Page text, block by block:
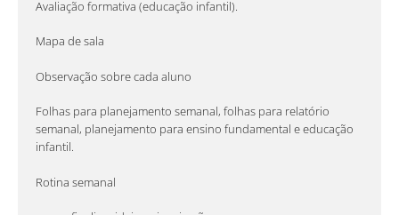
Avaliação formativa (educação infantil).
Mapa de sala
Observação sobre cada aluno
Folhas para planejamento semanal, folhas para relatório
semanal, planejamento para ensino fundamental e educação
infantil.
Rotina semanal